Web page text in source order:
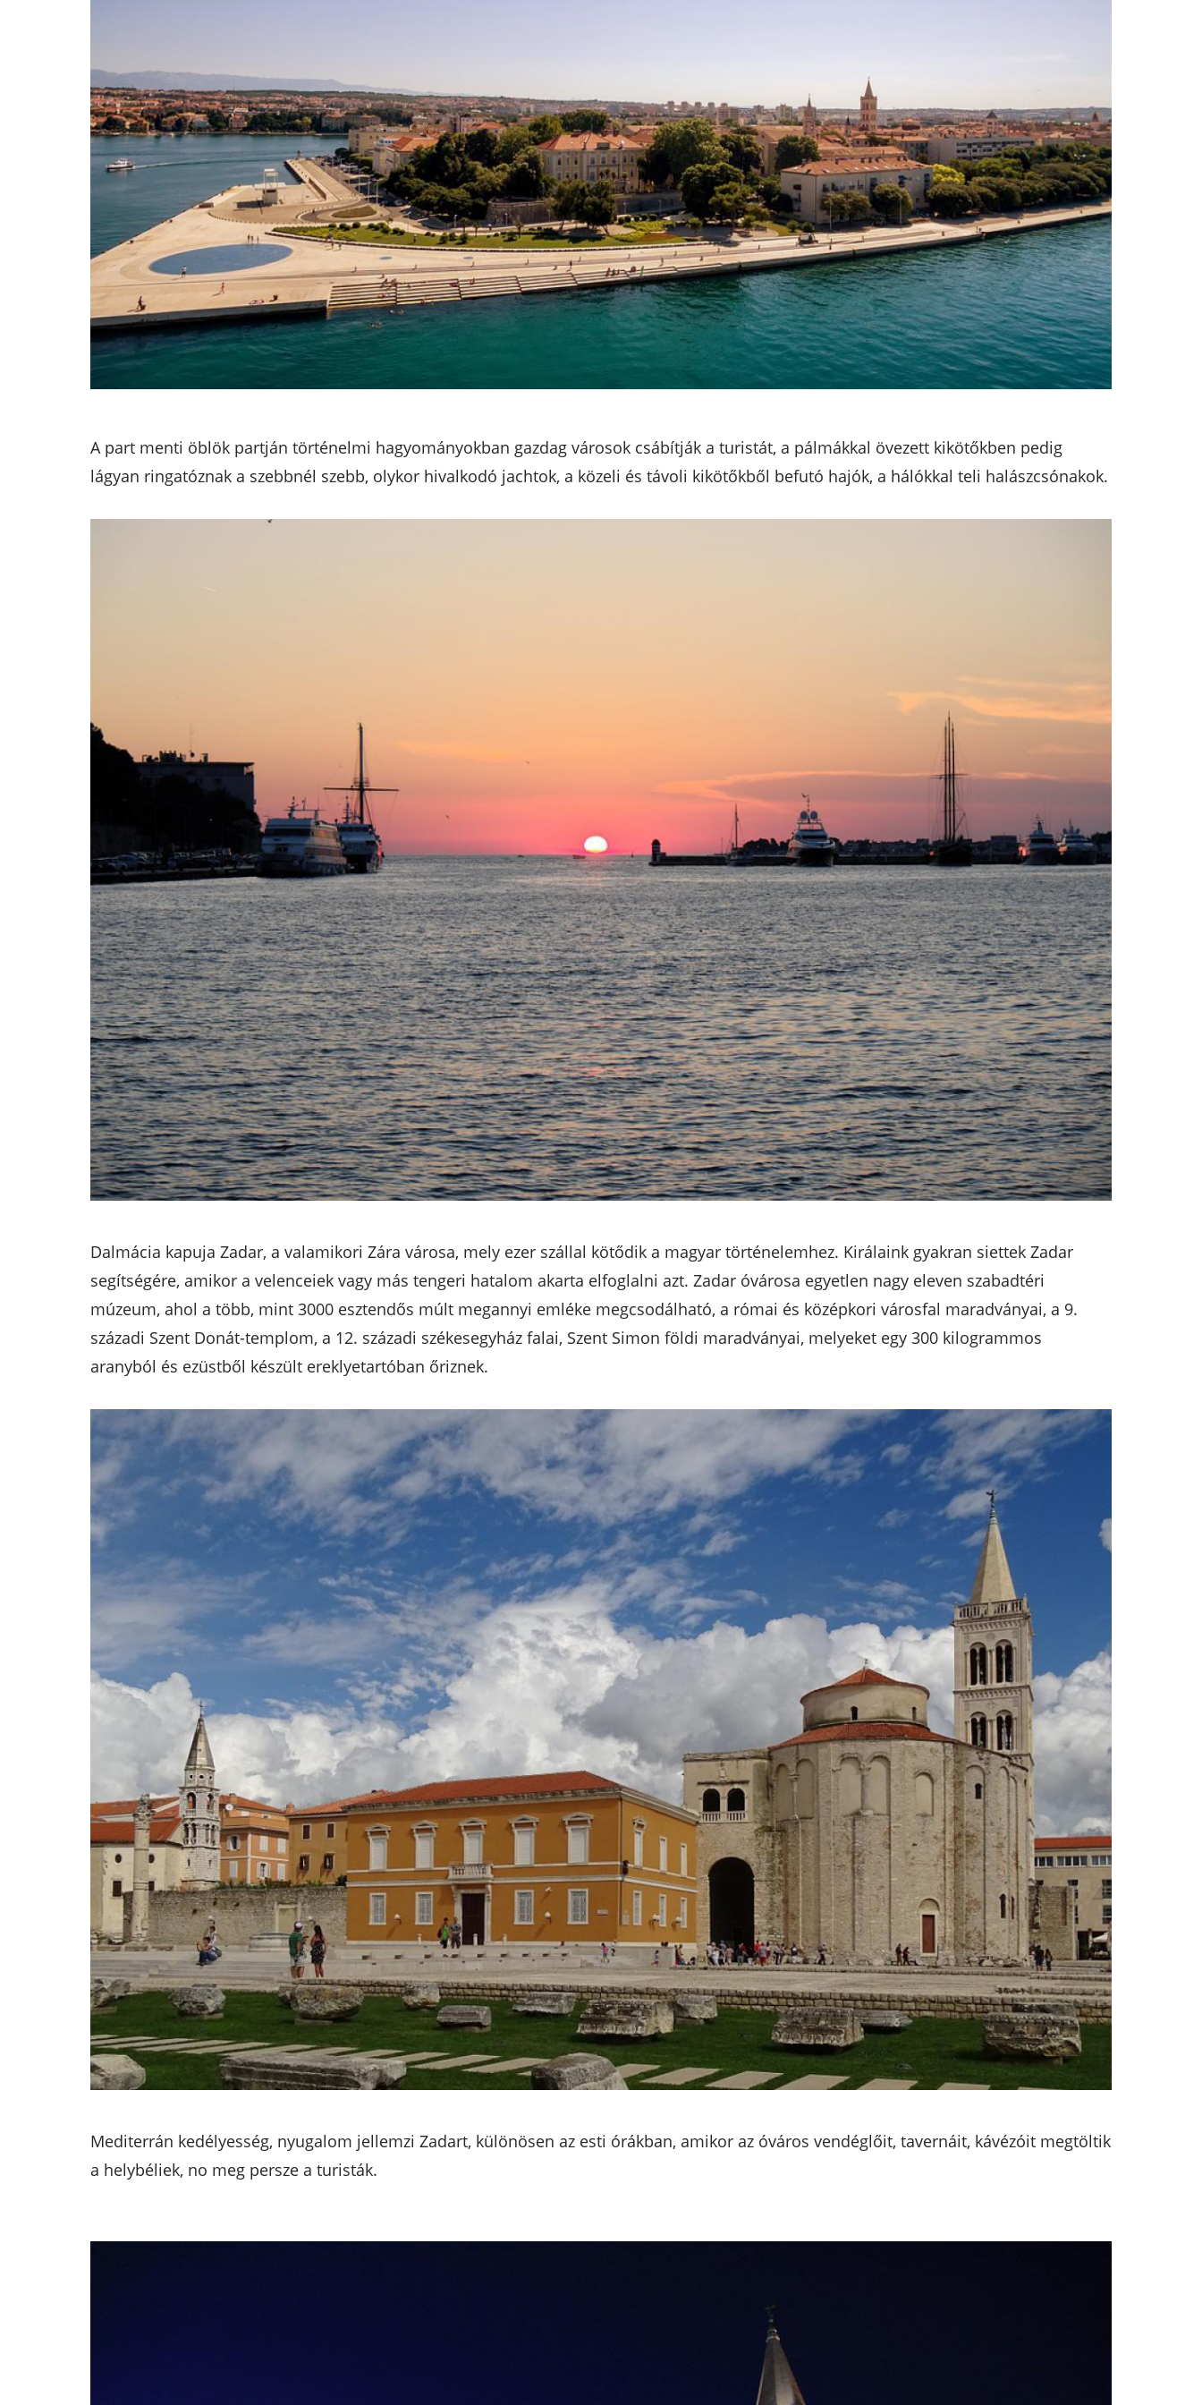
A part menti öblök partján történelmi hagyományokban gazdag városok csábítják a turistát, a pálmákkal övezett kikötőkben pedig
lágyan ringatóznak a szebbnél szebb, olykor hivalkodó jachtok, a közeli és távoli kikötőkből befutó hajók, a hálókkal teli halászcsónakok.
Dalmácia kapuja Zadar, a valamikori Zára városa, mely ezer szállal kötődik a magyar történelemhez. Királaink gyakran siettek Zadar
segítségére, amikor a velenceiek vagy más tengeri hatalom akarta elfoglalni azt. Zadar óvárosa egyetlen nagy eleven szabadtéri
múzeum, ahol a több, mint 3000 esztendős múlt megannyi emléke megcsodálható, a római és középkori városfal maradványai, a 9.
századi Szent Donát-templom, a 12. századi székesegyház falai, Szent Simon földi maradványai, melyeket egy 300 kilogrammos
aranyból és ezüstből készült ereklyetartóban őriznek.
Mediterrán kedélyesség, nyugalom jellemzi Zadart, különösen az esti órákban, amikor az óváros vendéglőit, tavernáit, kávézóit megtöltik
a helybéliek, no meg persze a turisták.